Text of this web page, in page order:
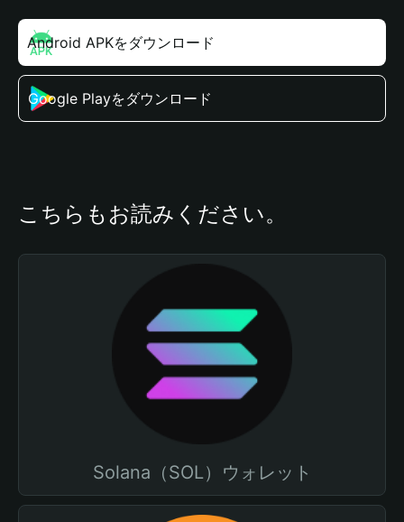
Android APKをダウンロード
Google Playをダウンロード
こちらもお読みください。
Solana（SOL）ウォレット